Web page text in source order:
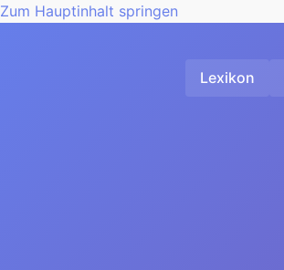
Zum Hauptinhalt springen
Lexikon